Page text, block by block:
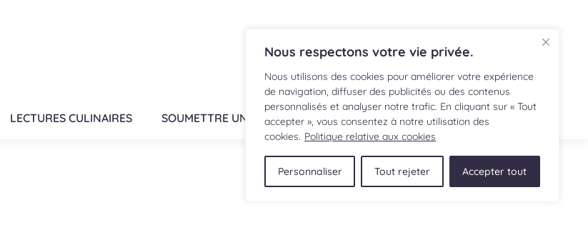
Nous respectons votre vie privée.
Nous utilisons des cookies pour améliorer votre expérience
de navigation, diffuser des publicités ou des contenus
personnalisés et analyser notre trafic. En cliquant sur « Tout
accepter », vous consentez à notre utilisation des
cookies. Politique relative aux cookies
Personnaliser Tout rejeter Accepter tout
LECTURES CULINAIRES SOUMETTRE UNE RECETTE BOUTIQUE